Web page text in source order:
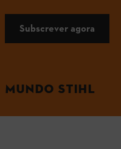
Subscrever agora
MUNDO STIHL